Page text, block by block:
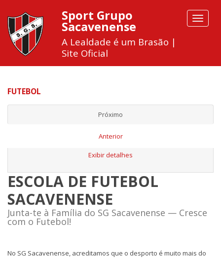
Toggle
Sport Grupo
Sacavenense
A Lealdade é um Brasão |
Site Oficial
FUTEBOL
Próximo
Anterior
Exibir detalhes
ESCOLA DE FUTEBOL
SACAVENENSE
Junta-te à Família do SG Sacavenense — Cresce
com o Futebol!
No SG Sacavenense, acreditamos que o desporto é muito mais do